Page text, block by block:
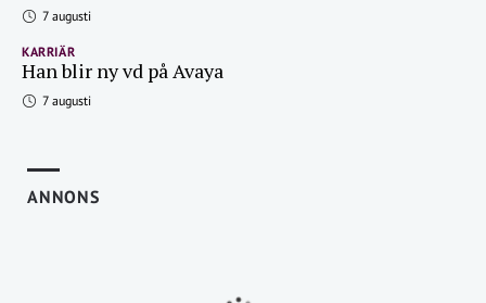
7 augusti
KARRIÄR
Han blir ny vd på Avaya
7 augusti
ANNONS